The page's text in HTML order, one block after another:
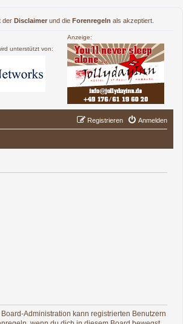
der Disclaimer und die Forenregeln als akzeptiert.
unterstützt von:
Anzeige:
Anmelden
Registrieren
Administration kann registrierten Benutzern